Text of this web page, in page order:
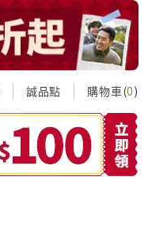
誠品點 購物車(0)